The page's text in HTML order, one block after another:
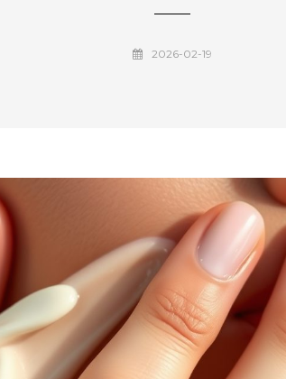
2026-02-19